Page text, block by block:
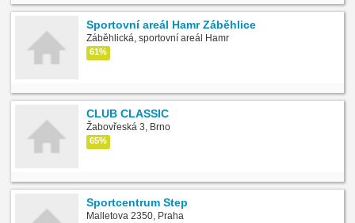
Sportovní areál Hamr Záběhlice
Záběhlická, sportovní areál Hamr
61%
CLUB CLASSIC
Žabovřeská 3, Brno
65%
Sportcentrum Step
Malletova 2350, Praha